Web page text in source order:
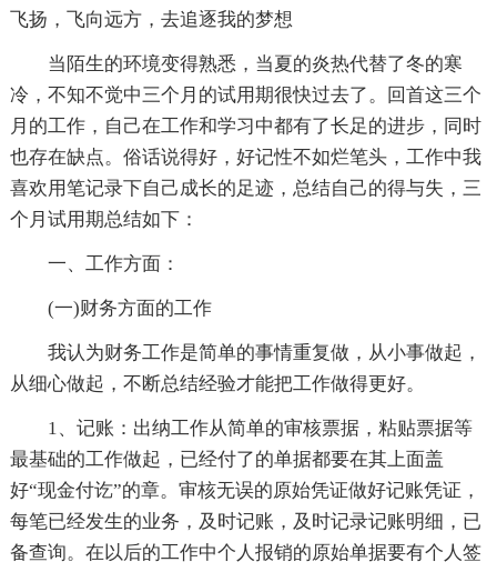
飞扬，飞向远方，去追逐我的梦想
当陌生的环境变得熟悉，当夏的炎热代替了冬的寒
冷，不知不觉中三个月的试用期很快过去了。回首这三个
月的工作，自己在工作和学习中都有了长足的进步，同时
也存在缺点。俗话说得好，好记性不如烂笔头，工作中我
喜欢用笔记录下自己成长的足迹，总结自己的得与失，三
个月试用期总结如下：
一、工作方面：
(一)财务方面的工作
我认为财务工作是简单的事情重复做，从小事做起，
从细心做起，不断总结经验才能把工作做得更好。
1、记账：出纳工作从简单的审核票据，粘贴票据等
最基础的工作做起，已经付了的单据都要在其上面盖
好“现金付讫”的章。审核无误的原始凭证做好记账凭证，
每笔已经发生的业务，及时记账，及时记录记账明细，已
备查询。在以后的工作中个人报销的原始单据要有个人签